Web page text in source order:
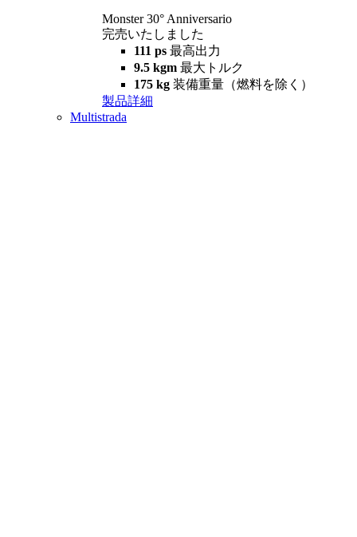
Monster 30° Anniversario
完売いたしました
111 ps 最高出力
9.5 kgm 最大トルク
175 kg 装備重量（燃料を除く）
製品詳細
Multistrada